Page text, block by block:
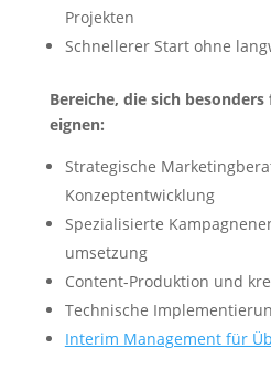
Projekten
Schnellerer Start ohne
Bereiche, die sich
eignen:
Strategische
Konzeptentwicklung
Spezialisierte
umsetzung
Content-Produktion und
Technische
Interim Management für